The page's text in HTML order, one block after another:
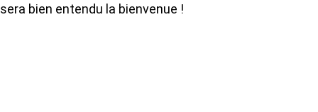
sera bien entendu la bienvenue !